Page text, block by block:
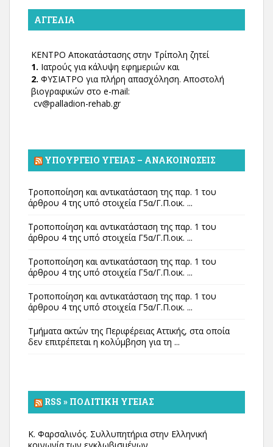
ΑΓΓΕΛΊΑ
ΚΕΝΤΡΟ Αποκατάστασης στην Τρίπολη ζητεί
1. Ιατρούς για κάλυψη εφημεριών και
2. ΦΥΣΙΑΤΡΟ για πλήρη απασχόληση. Αποστολή
βιογραφικών στο e-mail:
cv@palladion-rehab.gr
ΥΠΟΥΡΓΕΊΟ ΥΓΕΊΑΣ – ΑΝΑΚΟΙΝΏΣΕΙΣ
Τροποποίηση και αντικατάσταση της παρ. 1 του
άρθρου 4 της υπό στοιχεία Γ5α/Γ.Π.οικ. ...
Τροποποίηση και αντικατάσταση της παρ. 1 του
άρθρου 4 της υπό στοιχεία Γ5α/Γ.Π.οικ. ...
Τροποποίηση και αντικατάσταση της παρ. 1 του
άρθρου 4 της υπό στοιχεία Γ5α/Γ.Π.οικ. ...
Τροποποίηση και αντικατάσταση της παρ. 1 του
άρθρου 4 της υπό στοιχεία Γ5α/Γ.Π.οικ. ...
Τμήματα ακτών της Περιφέρειας Αττικής, στα οποία
δεν επιτρέπεται η κολύμβηση για τη ...
RSS » ΠΟΛΙΤΙΚΉ ΥΓΕΊΑΣ
Κ. Φαρσαλινός. Συλλυπητήρια στην Ελληνική
κοινωνία των εγκλωβισμένων